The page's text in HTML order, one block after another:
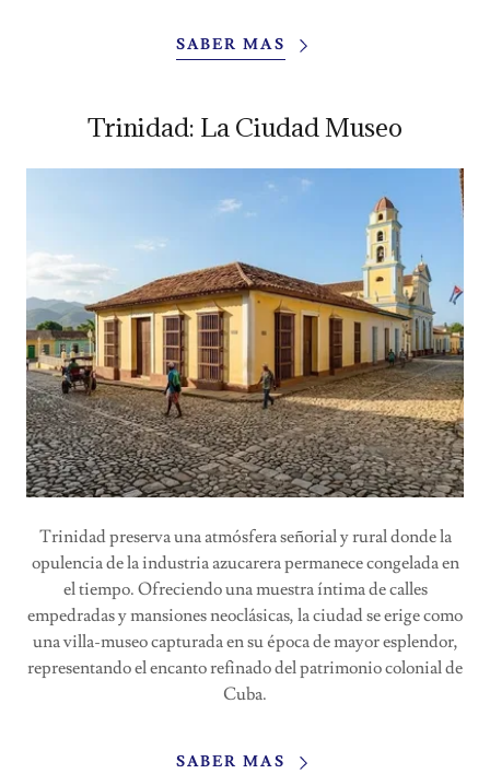
SABER MAS
Trinidad: La Ciudad Museo
Trinidad preserva una atmósfera señorial y rural donde la
opulencia de la industria azucarera permanece congelada en
el tiempo. Ofreciendo una muestra íntima de calles
empedradas y mansiones neoclásicas, la ciudad se erige como
una villa-museo capturada en su época de mayor esplendor,
representando el encanto refinado del patrimonio colonial de
Cuba.
SABER MAS